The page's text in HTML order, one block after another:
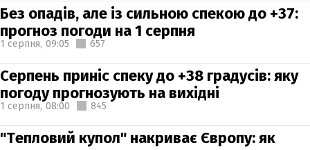
Без опадів, але із сильною спекою до +37:
прогноз погоди на 1 серпня
1 серпня, 09:05 657
Серпень приніс спеку до +38 градусів: яку
погоду прогнозують на вихідні
1 серпня, 08:00 845
"Тепловий купол" накриває Європу: як